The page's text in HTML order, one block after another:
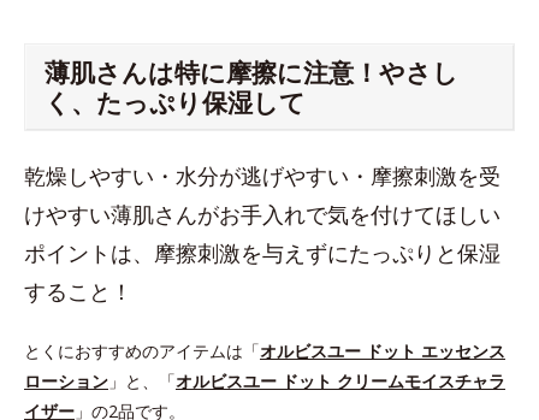
薄肌さんは特に摩擦に注意！やさし
く、たっぷり保湿して
乾燥しやすい・水分が逃げやすい・摩擦刺激を受
けやすい薄肌さんがお手入れで気を付けてほしい
ポイントは、摩擦刺激を与えずにたっぷりと保湿
すること！
とくにおすすめのアイテムは「オルビスユー ドット エッセンス
ローション 」と、「オルビスユー ドット クリームモイスチャラ
イザー 」の2品です。